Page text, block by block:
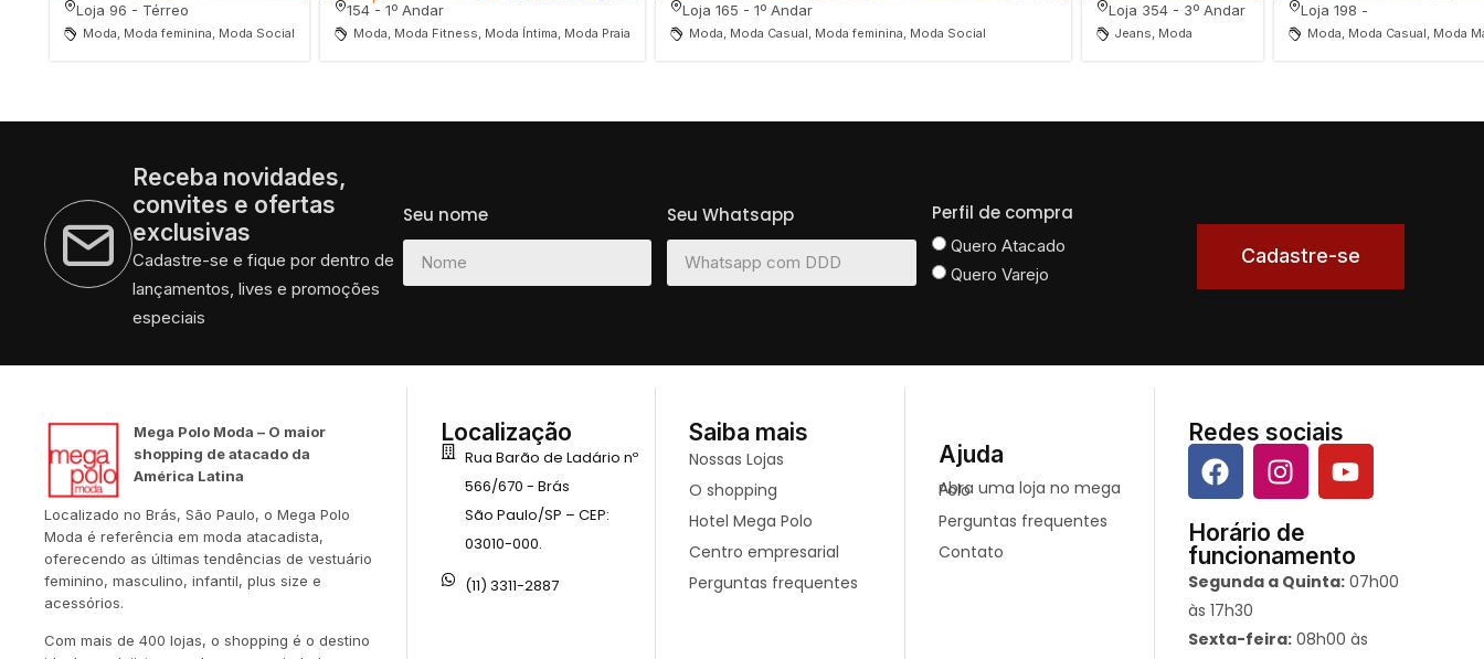
Loja 96 - Térreo
Moda, Moda feminina, Moda Social
154 - 1º Andar
Moda, Moda Fitness, Moda Íntima, Moda Praia
Loja 165 - 1º Andar
Moda, Moda Casual, Moda feminina, Moda Social
Loja 354 - 3º Andar
Jeans, Moda
Loja 198 -
Moda, Moda Casual, Moda
Receba novidades,
convites e ofertas
exclusivas
Cadastre-se e fique por dentro de
lançamentos, lives e promoções
especiais
Seu nome Seu Whatsapp Perfil de compra
Quero Atacado
Quero Varejo
Cadastre-se
Mega Polo Moda – O maior
shopping de atacado da
América Latina
Localizado no Brás, São Paulo, o Mega Polo
Moda é referência em moda atacadista,
oferecendo as últimas tendências de vestuário
feminino, masculino, infantil, plus size e
acessórios.
Com mais de 400 lojas, o shopping é o destino
Localização
Rua Barão de Ladário nº
566/670 - Brás
São Paulo/SP – CEP:
03010-000.
(11) 3311-2887
Saiba mais
Nossas Lojas
O shopping
Hotel Mega Polo
Centro empresarial
Perguntas frequentes
Ajuda
Abra uma loja no mega Polo
Perguntas frequentes
Contato
Redes sociais
Horário de
funcionamento
Segunda a Quinta:07h00
às 17h30
Sexta-feira:08h00 às